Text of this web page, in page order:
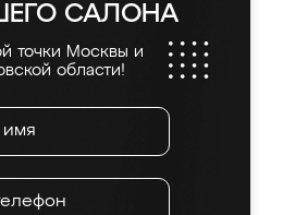
САЛОНА
точки Москвы и
области!